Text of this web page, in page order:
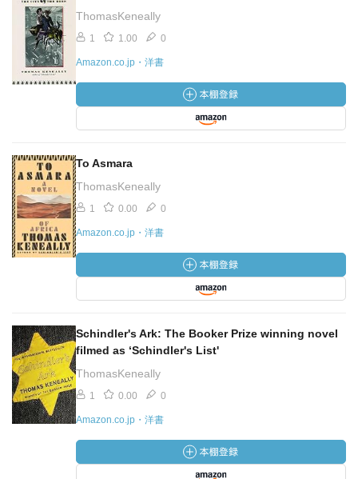
ThomasKeneally
1 1.00 0
Amazon.co.jp・洋書
To Asmara
ThomasKeneally
1 0.00 0
Amazon.co.jp・洋書
Schindler's Ark: The Booker Prize winning novel
filmed as ‘Schindler's List'
ThomasKeneally
1 0.00 0
Amazon.co.jp・洋書